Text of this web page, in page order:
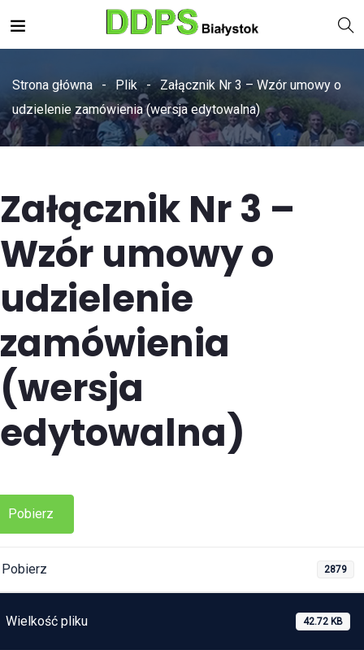
Strona główna Plik
Załącznik Nr 3 – Wzór umowy o
udzielenie zamówienia (wersja edytowalna)
Załącznik Nr 3 –
Wzór umowy o
udzielenie
zamówienia
(wersja
edytowalna)
Pobierz
Pobierz 2879
Wielkość pliku 42.72 KB